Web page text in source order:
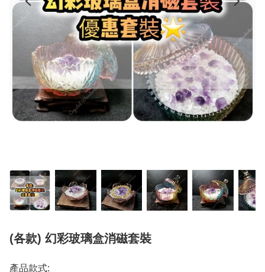
(各款) 幻彩玻璃盒消磁套裝
產品款式: